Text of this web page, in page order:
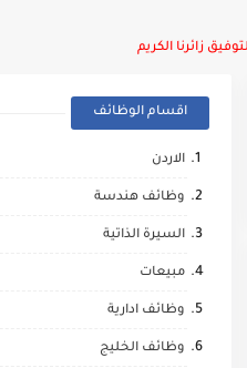
زائرنا الكريم
اقسام الوظائف
الاردن
وظائف هندسة
السيرة الذاتية
مبيعات
وظائف ادارية
وظائف الخليج